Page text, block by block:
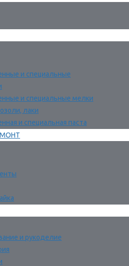
и специальные
и специальные мелки
лаки
и специальная паста
и рукоделие